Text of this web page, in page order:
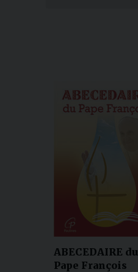
ABECEDAIRE du
Pape François